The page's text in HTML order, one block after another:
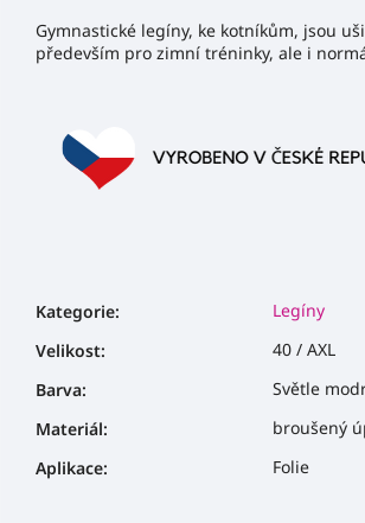
Gymnastické legíny, ke kotníkům, jsou
především pro zimní tréninky, ale i
Kategorie:
Legíny
Velikost:
40 / AXL
Barva:
Světle
Materiál:
broušený
Aplikace: Folie